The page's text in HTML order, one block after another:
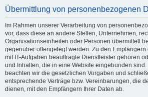
Übermittlung von personenbezogenen
Im Rahmen unserer Verarbeitung von
vor, dass diese an andere Stellen, Unternehmen,
Organisationseinheiten oder Personen übermittelt
gegenüber offengelegt werden. Zu den
mit IT-Aufgaben beauftragte Dienstleister gehören
und Inhalten, die in eine Website eingebunden
beachten wir die gesetzlichen Vorgaben und
entsprechende Verträge bzw. Vereinbarungen, die
dienen, mit den Empfängern Ihrer Daten ab.